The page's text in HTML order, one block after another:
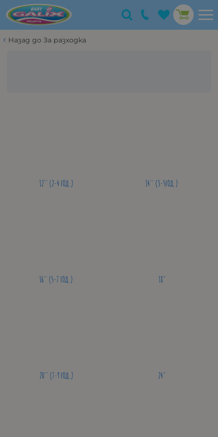
Назад до За разходка
12'' (2-4 ГОД.) 14'' (3-5ГОД.)
16'' (5-7 ГОД.) 18"
20'' (7-9 ГОД.) 24"